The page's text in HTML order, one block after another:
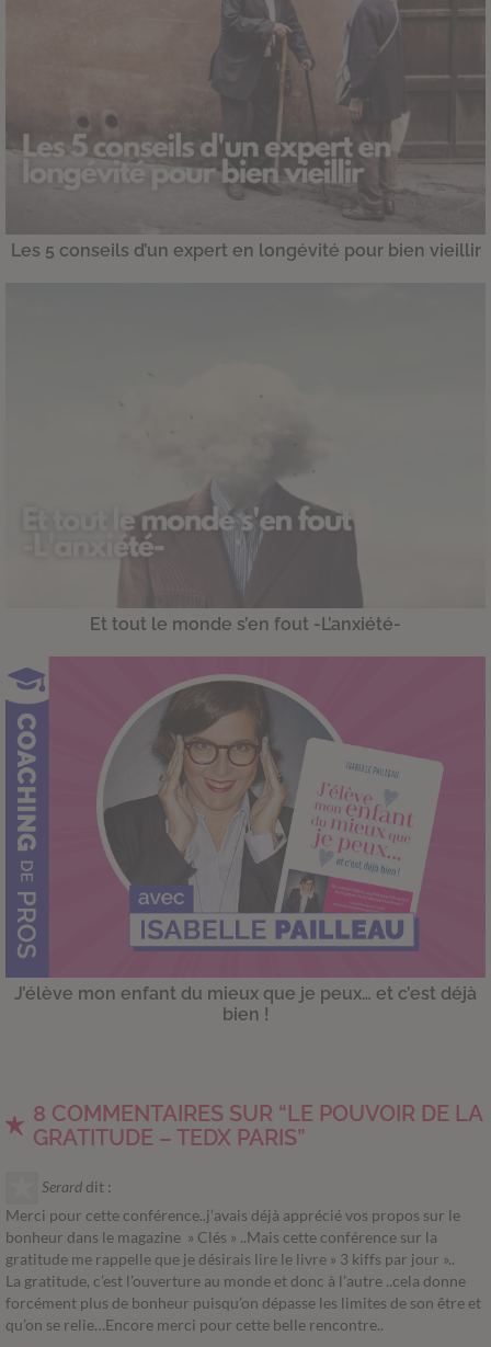
Les 5 conseils d’un expert en longévité pour bien vieillir
Et tout le monde s’en fout -L’anxiété-
J’élève mon enfant du mieux que je peux… et c’est déjà
bien !
8 COMMENTAIRES SUR “LE POUVOIR DE LA
GRATITUDE – TEDX PARIS”
Serard dit :
Merci pour cette conférence..j’avais déjà apprécié vos propos sur le
bonheur dans le magazine » Clés » ..Mais cette conférence sur la
gratitude me rappelle que je désirais lire le livre » 3 kiffs par jour »..
La gratitude, c’est l’ouverture au monde et donc à l’autre ..cela donne
forcément plus de bonheur puisqu’on dépasse les limites de son être et
qu’on se relie…Encore merci pour cette belle rencontre..